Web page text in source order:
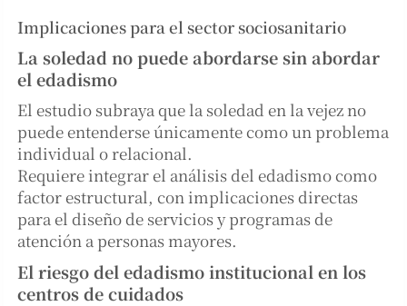
Implicaciones para el sector sociosanitario
La soledad no puede abordarse sin abordar
el edadismo
El estudio subraya que la soledad en la vejez no
puede entenderse únicamente como un problema
individual o relacional.
Requiere integrar el análisis del edadismo como
factor estructural, con implicaciones directas
para el diseño de servicios y programas de
atención a personas mayores.
El riesgo del edadismo institucional en los
centros de cuidados